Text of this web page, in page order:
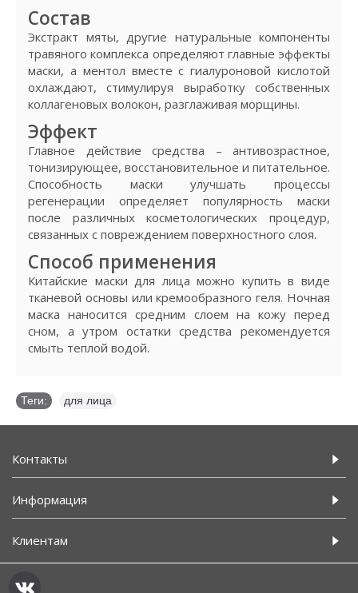
Состав
Экстракт мяты, другие натуральные компоненты
травяного комплекса определяют главные эффекты
маски, а ментол вместе с гиалуроновой кислотой
охлаждают, стимулируя выработку собственных
коллагеновых волокон, разглаживая морщины.
Эффект
Главное действие средства – антивозрастное,
тонизирующее, восстановительное и питательное.
Способность маски улучшать процессы
регенерации определяет популярность маски
после различных косметологических процедур,
связанных с повреждением поверхностного слоя.
Способ применения
Китайские маски для лица можно купить в виде
тканевой основы или кремообразного геля. Ночная
маска наносится средним слоем на кожу перед
сном, а утром остатки средства рекомендуется
смыть теплой водой.
Теги: для лица
Контакты
Информация
Клиентам